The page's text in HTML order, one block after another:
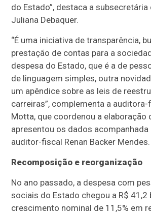
do Estado”, destaca a subsecretária
Juliana Debaquer.
“É uma iniciativa de transparência,
prestação de contas para a
despesa do Estado, que é a de
de linguagem simples, outra
um apêndice sobre as leis de
carreiras”, complementa a auditora-
Motta, que coordenou a elaboração
apresentou os dados
auditor-fiscal Renan Backer Mendes.
Recomposição e reorganização
No ano passado, a despesa com
sociais do Estado chegou a R$ 41,2
crescimento nominal de 11,5% em